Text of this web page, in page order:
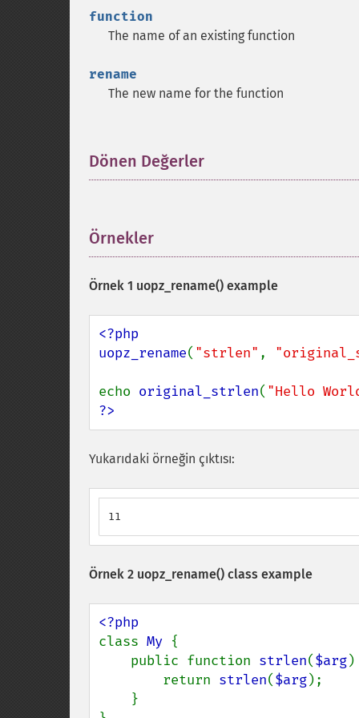
function
The name of an existing function
rename
The new name for the function
Dönen Değerler
Örnekler
Örnek 1 uopz_rename() example
<?php
uopz_rename( "strlen" ,
echo original_strlen( "Hello
?>
Yukarıdaki örneğin çıktısı:
11
Örnek 2 uopz_rename() class example
class My {
    public function
strlen($arg
        return
strlen($arg);